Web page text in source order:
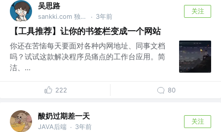
吴思路
sankki.com 独立开发者 · 3年前
关注
【工具推荐】让你的书签栏变成一个网站
你还在苦恼每天要面对各种内网地址、同事文档
吗？试试这款解决程序员痛点的工作台应用。简
洁、...
222 80
酸奶过期差一天
JAVA后端 · 3年前
关注